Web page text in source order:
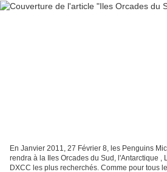
En Janvier 2011, 27 Février 8, les Penguins
rendra à la Iles Orcades du Sud, l'Antarctique ,
DXCC les plus recherchés. Comme pour tous